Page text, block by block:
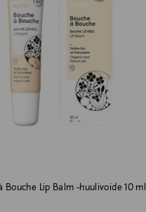
Bouche Lip Balm -huulivoide 10 ml